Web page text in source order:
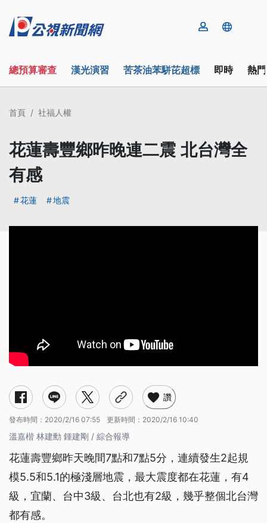
總預算審查 漢光演習 苦茶油苯駢芘超標 即時 熱
首頁 社福人權
花蓮壽豐鄉昨晚連二震 北台灣全
有感
花蓮 地震
讚
發布時間： 2020/2/16 07:55 更新時間： 2020/2/16 10:40
溫嘉楷 林建勳 鍾建剛 / 綜合報導
花蓮壽豐鄉昨天晚間7點和7點5分，連續發生2起規
模5.5和5.1的極淺層地震，最大震度都在花蓮，有4
級，宜蘭、台中3級、台北也有2級，幾乎整個北台灣
都有感。